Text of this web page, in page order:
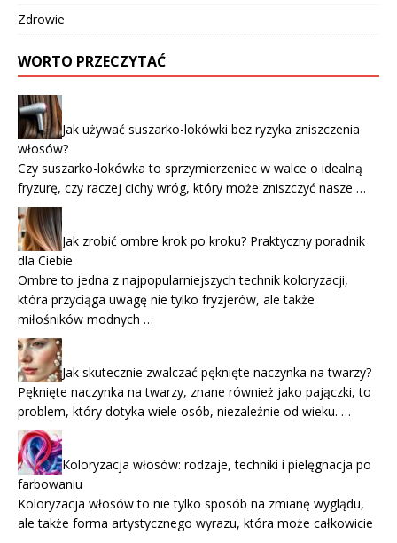
Zdrowie
WORTO PRZECZYTAĆ
Jak używać suszarko-lokówki bez ryzyka zniszczenia
włosów?
Czy suszarko-lokówka to sprzymierzeniec w walce o idealną
fryzurę, czy raczej cichy wróg, który może zniszczyć nasze …
Jak zrobić ombre krok po kroku? Praktyczny poradnik
dla Ciebie
Ombre to jedna z najpopularniejszych technik koloryzacji,
która przyciąga uwagę nie tylko fryzjerów, ale także
miłośników modnych …
Jak skutecznie zwalczać pęknięte naczynka na twarzy?
Pęknięte naczynka na twarzy, znane również jako pajączki, to
problem, który dotyka wiele osób, niezależnie od wieku. …
Koloryzacja włosów: rodzaje, techniki i pielęgnacja po
farbowaniu
Koloryzacja włosów to nie tylko sposób na zmianę wyglądu,
ale także forma artystycznego wyrazu, która może całkowicie